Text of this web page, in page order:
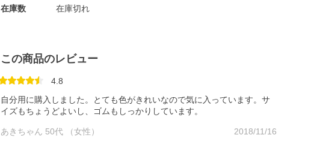
在庫数
在庫切れ
この商品のレビュー
4.8
自分用に購入しました。とても色がきれいなので気に入っています。サ
イズもちょうどよいし、ゴムもしっかりしています。
あきちゃん 50代 （女性） 2018/11/16